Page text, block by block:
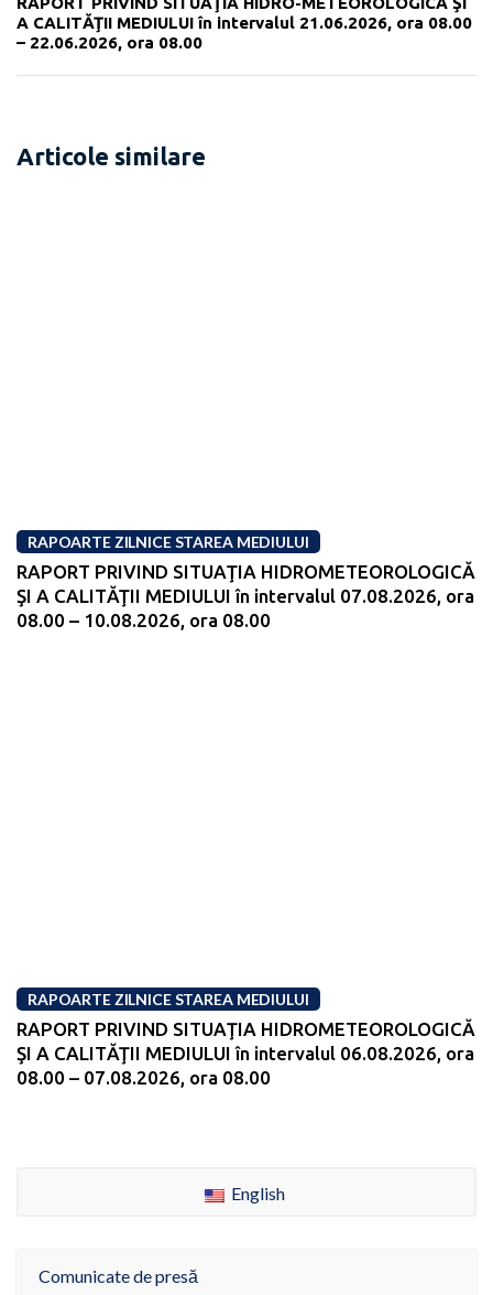
A CALITĂŢII MEDIULUI în intervalul 21.06.2026, ora 08.00
– 22.06.2026, ora 08.00
Articole similare
RAPOARTE ZILNICE STAREA MEDIULUI
RAPORT PRIVIND SITUAŢIA HIDROMETEOROLOGICĂ
ŞI A CALITĂŢII MEDIULUI în intervalul 07.08.2026, ora
08.00 – 10.08.2026, ora 08.00
RAPOARTE ZILNICE STAREA MEDIULUI
RAPORT PRIVIND SITUAŢIA HIDROMETEOROLOGICĂ
ŞI A CALITĂŢII MEDIULUI în intervalul 06.08.2026, ora
08.00 – 07.08.2026, ora 08.00
English
Comunicate de presă